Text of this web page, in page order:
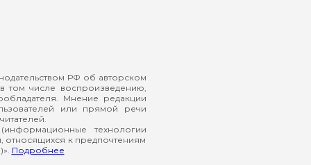
РФ об авторском
числе воспроизведению,
Мнение редакции
или прямой речи
технологии
относящихся к предпочтениям
Подробнее